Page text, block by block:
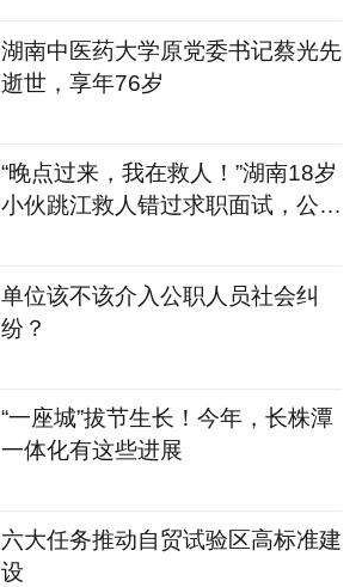
湖南中医药大学原党委书记蔡光先
逝世，享年76岁
“晚点过来，我在救人！”湖南18岁
小伙跳江救人错过求职面试，公司
单位该不该介入公职人员社会纠
纷？
“一座城”拔节生长！今年，长株潭
一体化有这些进展
六大任务推动自贸试验区高标准建
设